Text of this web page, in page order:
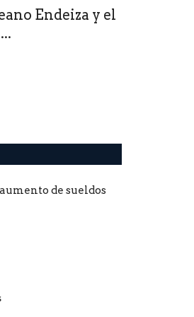
Endeiza y el
de sueldos